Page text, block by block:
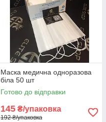
Маска медична одноразова
біла 50 шт
Готово до відправки
145 ₴/упаковка
192 ₴/упаковка